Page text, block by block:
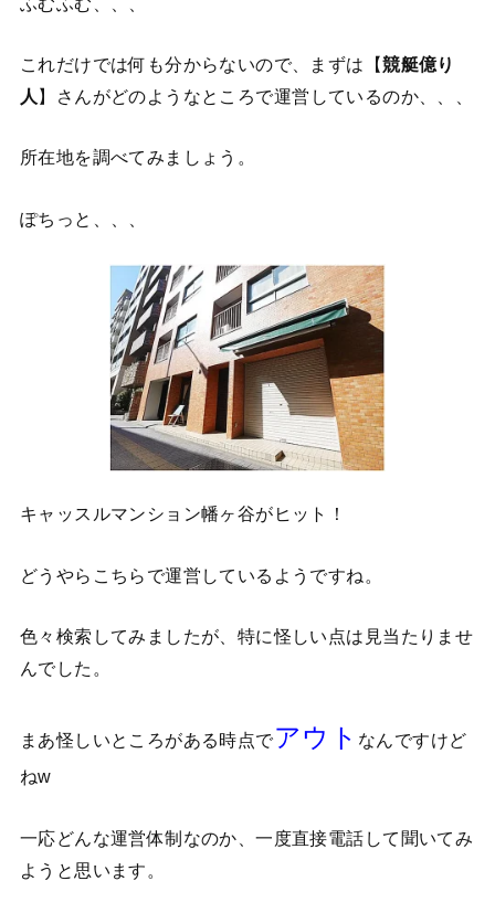
これだけでは何も分からないので、まずは【競艇億り
人 】さんがどのようなところで運営しているのか、、、
所在地を調べてみましょう。
ぽちっと、、、
キャッスルマンション幡ヶ谷がヒット！
どうやらこちらで運営しているようですね。
色々検索してみましたが、特に怪しい点は見当たりませ
んでした。
まあ怪しいところがある時点でアウト なんですけど
ねw
一応どんな運営体制なのか、一度直接電話して聞いてみ
ようと思います。